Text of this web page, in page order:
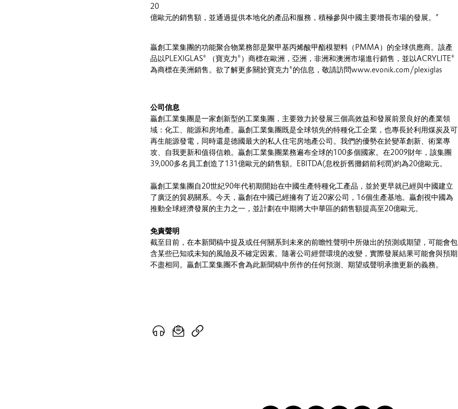
20
億歐元的銷售額，並通過提供本地化的產品和服務，積極參與中國主要增長市場的發展。”
贏創工業集團的功能聚合物業務部是聚甲基丙烯酸甲酯模塑料（PMMA）的全球供應商。該產
品以PLEXIGLAS® （寶克力®）商標在歐洲，亞洲，非洲和澳洲市場進行銷售，並以ACRYLITE®
為商標在美洲銷售。欲了解更多關於寶克力®的信息，敬請訪問www.evonik.com/plexiglas
公司信息
贏創工業集團是一家創新型的工業集團，主要致力於發展三個高效益和發展前景良好的產業領
域：化工、能源和房地產。贏創工業集團既是全球領先的特種化工企業，也專長於利用煤炭及可
再生能源發電，同時還是德國最大的私人住宅房地產公司。我們的優勢在於變革創新、術業專
攻、自我更新和值得信賴。贏創工業集團業務遍布全球的100多個國家。在2009財年，該集團
39,000多名員工創造了131億歐元的銷售額。EBITDA(息稅折舊攤銷前利潤)約為20億歐元。
贏創工業集團自20世紀90年代初期開始在中國生產特種化工產品，並於更早就已經與中國建立
了廣泛的貿易關系。今天，贏創在中國已經擁有了近20家公司，16個生產基地。贏創視中國為
推動全球經濟發展的主力之一，並計劃在中期將大中華區的銷售額提高至20億歐元。
免責聲明
截至目前，在本新聞稿中提及或任何關系到未來的前瞻性聲明中所做出的預測或期望，可能會包
含某些已知或未知的風險及不確定因素。隨著公司經營環境的改變，實際發展結果可能會與預期
不盡相同。贏創工業集團不會為此新聞稿中所作的任何預測、期望或聲明承擔更新的義務。